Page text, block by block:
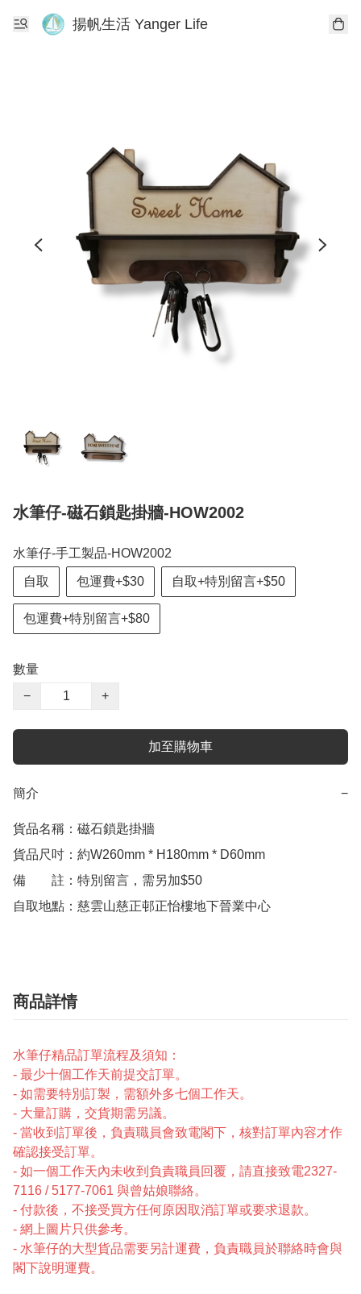
揚帆生活 Yanger Life
水筆仔-磁石鎖匙掛牆-HOW2002
水筆仔-手工製品-HOW2002
自取 包運費+$30 自取+特別留言+$50
包運費+特別留言+$80
數量
−
+
加至購物車
簡介 −
貨品名稱：磁石鎖匙掛牆
貨品尺吋：約W260mm * H180mm * D60mm
備　　註：特別留言，需另加$50
自取地點：慈雲山慈正邨正怡樓地下晉業中心
商品詳情
水筆仔精品訂單流程及須知：
- 最少十個工作天前提交訂單。
- 如需要特別訂製，需額外多七個工作天。
- 大量訂購，交貨期需另議。
- 當收到訂單後，負責職員會致電閣下，核對訂單內容才作
確認接受訂單。
- 如一個工作天內未收到負責職員回覆，請直接致電2327-
7116 / 5177-7061 與曾姑娘聯絡。
- 付款後，不接受買方任何原因取消訂單或要求退款。
- 網上圖片只供參考。
- 水筆仔的大型貨品需要另計運費，負責職員於聯絡時會與
閣下說明運費。